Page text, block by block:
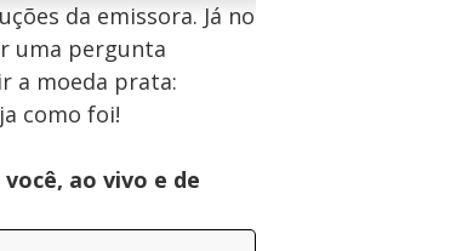
território brasileiro :-(
da emissora. Já no
uma pergunta
a moeda prata:
como foi!
ao vivo e de